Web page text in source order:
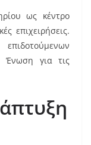
ως κέντρο
επιχειρήσεις.
Ένωση για τις